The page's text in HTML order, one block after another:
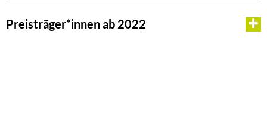
Preisträger*innen ab 2022